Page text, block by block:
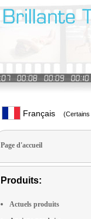
Français (Certains
Page d'accueil
Produits:
Actuels produits